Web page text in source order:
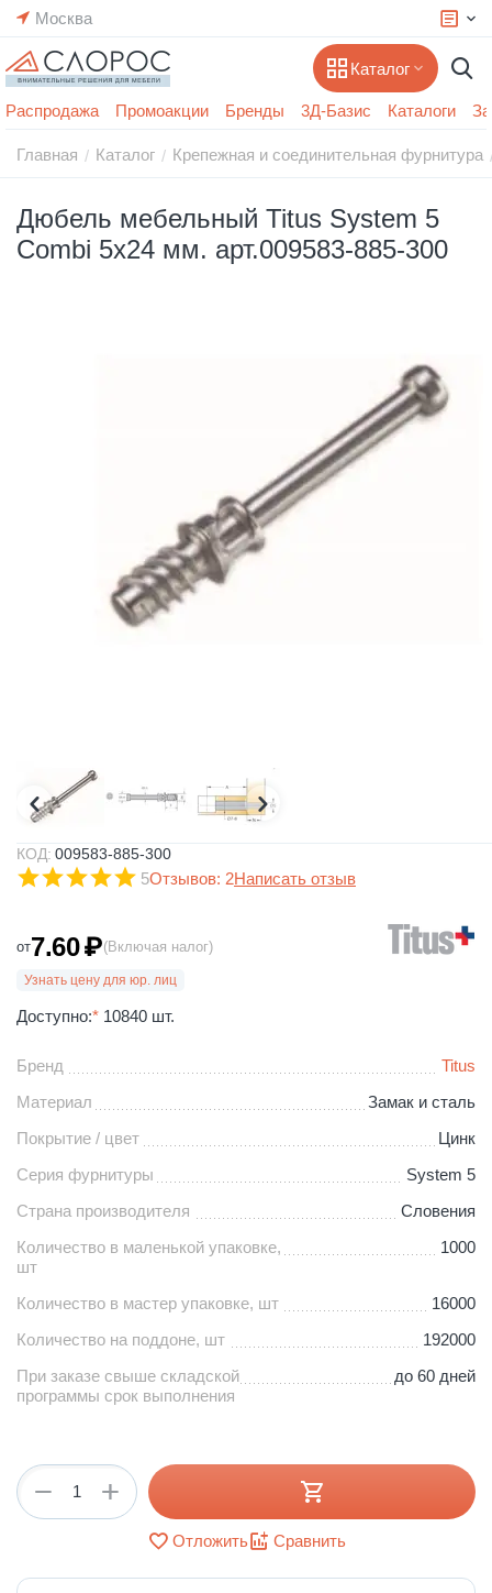
Москва
Каталог
Распродажа Промоакции Бренды 3Д-Базис Каталоги
Главная / Каталог / Крепежная и соединительная фурнитура
Дюбель мебельный Titus System 5
Combi 5x24 мм. арт.009583-885-300
КОД: 009583-885-300
5Отзывов: 2Написать отзыв
от7.60₽(Включая налог)
Узнать цену для юр. лиц
Доступно:* 10840 шт.
Бренд
Titus
Материал
Замак и сталь
Покрытие / цвет
Цинк
Серия фурнитуры
System 5
Страна производителя
Словения
Количество в маленькой упаковке,
шт
1000
Количество в мастер упаковке, шт
16000
Количество на поддоне, шт
192000
При заказе свыше складской
программы срок выполнения
до 60 дней
+
−
Отложить Сравнить